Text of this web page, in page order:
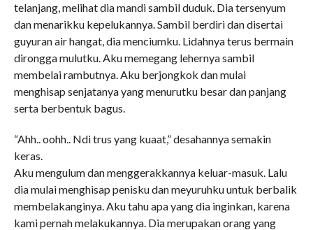
telanjang, melihat dia mandi sambil duduk. Dia tersenyum
dan menarikku kepelukannya. Sambil berdiri dan disertai
guyuran air hangat, dia menciumku. Lidahnya terus bermain
dirongga mulutku. Aku memegang lehernya sambil
membelai rambutnya. Aku berjongkok dan mulai
menghisap senjatanya yang menurutku besar dan panjang
serta berbentuk bagus.
“Ahh.. oohh.. Ndi trus yang kuaat,” desahannya semakin
keras.
Aku mengulum dan menggerakkannya keluar-masuk. Lalu
dia mulai menghisap penisku dan meyuruhku untuk berbalik
membelakanginya. Aku tahu apa yang dia inginkan, karena
kami pernah melakukannya. Dia merupakan orang yang